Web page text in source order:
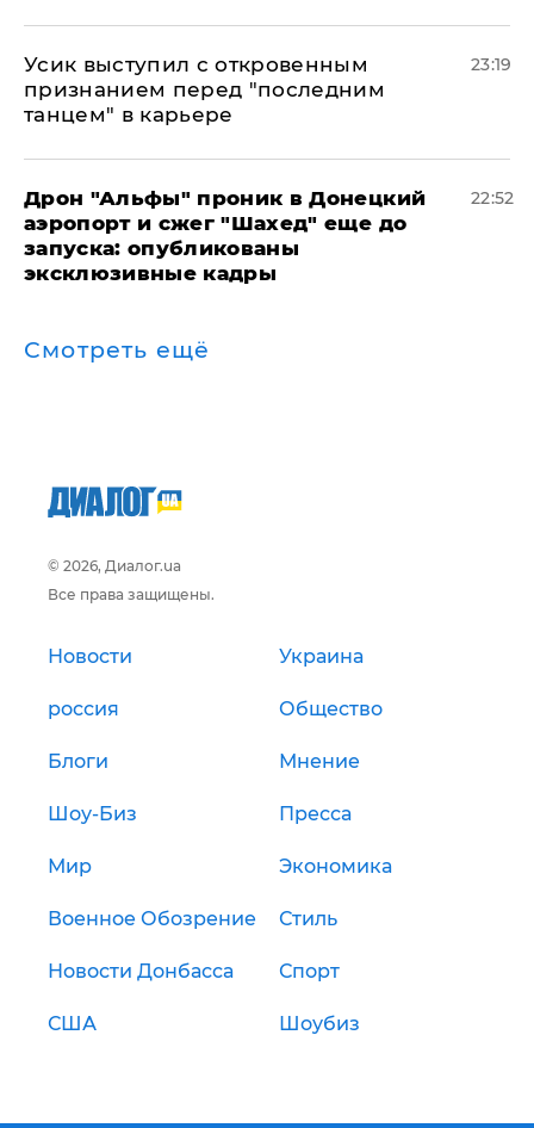
Усик выступил с откровенным
признанием перед "последним
танцем" в карьере
23:19
Дрон "Альфы" проник в Донецкий
аэропорт и сжег "Шахед" еще до
запуска: опубликованы
эксклюзивные кадры
22:52
Смотреть ещё
© 2026, Диалог.ua
Все права защищены.
Новости Украина
россия Общество
Блоги Мнение
Шоу-Биз Пресса
Мир Экономика
Военное Обозрение Стиль
Новости Донбасса Спорт
США Шоубиз